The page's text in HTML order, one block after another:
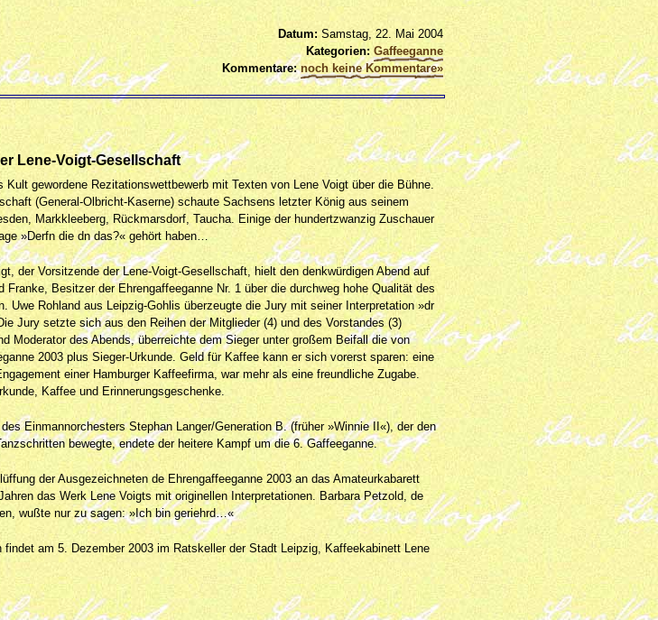
Datum: Samstag, 22. Mai 2004
Kategorien: Gaffeeganne
Kommentare: noch keine Kommentare»
Lene-Voigt-Gesellschaft
gewordene Rezitationswettbewerb mit Texten von Lene Voigt über die Bühne.
(General-Olbricht-Kaserne) schaute Sachsens letzter König aus seinem
Markkleeberg, Rückmarsdorf, Taucha. Einige der hundertzwanzig Zuschauer
»Derfn die dn das?« gehört haben…
der Vorsitzende der Lene-Voigt-Gesellschaft, hielt den denkwürdigen Abend auf
Besitzer der Ehrengaffeeganne Nr. 1 über die durchweg hohe Qualität des
Uwe Rohland aus Leipzig-Gohlis überzeugte die Jury mit seiner Interpretation »dr
Jury setzte sich aus den Reihen der Mitglieder (4) und des Vorstandes (3)
Moderator des Abends, überreichte dem Sieger unter großem Beifall die von
2003 plus Sieger-Urkunde. Geld für Kaffee kann er sich vorerst sparen: eine
einer Hamburger Kaffeefirma, war mehr als eine freundliche Zugabe.
Kaffee und Erinnerungsgeschenke.
Einmannorchesters Stephan Langer/Generation B. (früher »Winnie II«), der den
bewegte, endete der heitere Kampf um die 6. Gaffeeganne.
der Ausgezeichneten de Ehrengaffeeganne 2003 an das Amateurkabarett
das Werk Lene Voigts mit originellen Interpretationen. Barbara Petzold, de
wußte nur zu sagen: »Ich bin geriehrd…«
am 5. Dezember 2003 im Ratskeller der Stadt Leipzig, Kaffeekabinett Lene